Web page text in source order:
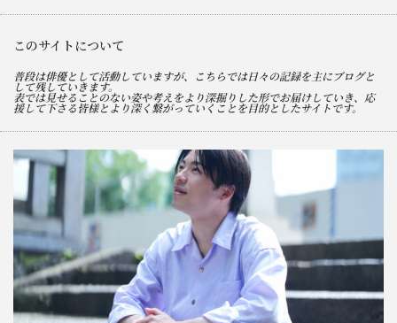
このサイトについて
普段は俳優として活動していますが、こちらでは日々の記録を主にブログと
して残していきます。
表では見せることのない姿や考えをより深掘りした形でお届けしていき、応
援して下さる皆様とより深く繋がっていくことを目的としたサイトです。